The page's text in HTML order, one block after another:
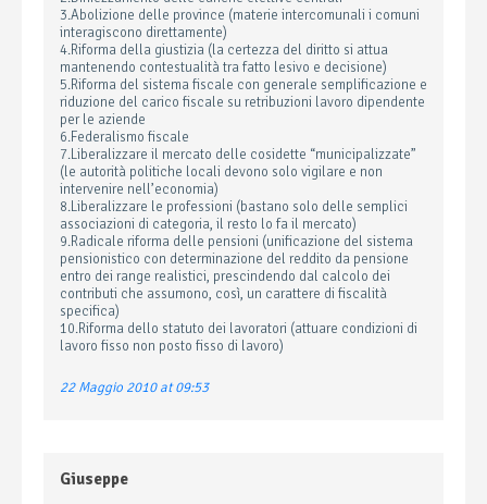
3.Abolizione delle province (materie intercomunali i comuni
interagiscono direttamente)
4.Riforma della giustizia (la certezza del diritto si attua
mantenendo contestualità tra fatto lesivo e decisione)
5.Riforma del sistema fiscale con generale semplificazione e
riduzione del carico fiscale su retribuzioni lavoro dipendente
per le aziende
6.Federalismo fiscale
7.Liberalizzare il mercato delle cosidette “municipalizzate”
(le autorità politiche locali devono solo vigilare e non
intervenire nell’economia)
8.Liberalizzare le professioni (bastano solo delle semplici
associazioni di categoria, il resto lo fa il mercato)
9.Radicale riforma delle pensioni (unificazione del sistema
pensionistico con determinazione del reddito da pensione
entro dei range realistici, prescindendo dal calcolo dei
contributi che assumono, così, un carattere di fiscalità
specifica)
10.Riforma dello statuto dei lavoratori (attuare condizioni di
lavoro fisso non posto fisso di lavoro)
22 Maggio 2010 at 09:53
Giuseppe